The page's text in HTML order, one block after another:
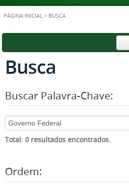
PÁGINA INICIAL > BUSCA
Busca
Buscar Palavra-Chave:
Total: 0 resultados encontrados.
Ordem: